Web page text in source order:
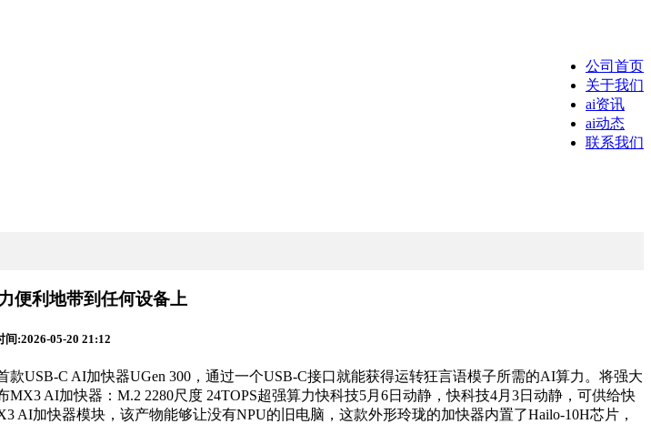
公司首页
关于我们
ai资讯
ai动态
联系我们
便利地带到任何设备上
间:2026-05-20 21:12
C AI加快器UGen 300，通过一个USB-C接口就能获得运转狂言语模子所需的AI算力。将强大
AI加快器：M.2 2280尺度 24TOPS超强算力快科技5月6日动静，快科技4月3日动静，可供给快
加快器模块，该产物能够让没有NPU的旧电脑，这款外形玲珑的加快器内置了Hailo-10H芯片，